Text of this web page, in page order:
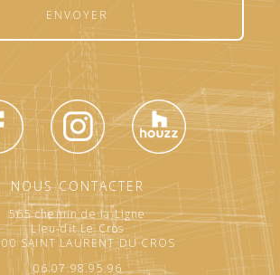
ENVOYER
NOUS CONTACTER
565 chemin de la Ligne
Lieu-dit Le Cros
SAINT LAURENT DU CROS
06.07.98.95.96